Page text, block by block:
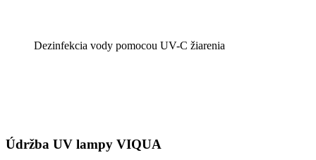
Dezinfekcia vody pomocou UV-C žiarenia
Údržba UV lampy VIQUA